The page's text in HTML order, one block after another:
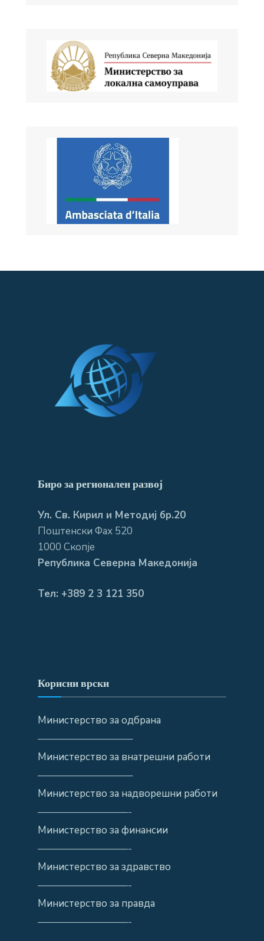
Биро за регионален развој
Ул. Св. Кирил и Методиј бр.20
Поштенски Фах 520
1000 Скопје
Република Северна Македонија
Тел: +389 2 3 121 350
Корисни врски
Министерство за одбрана
—————————–
Министерство за внатрешни работи
—————————–
Министерство за надворешни работи
—————————-
Министерство за финансии
—————————-
Министерство за здравство
—————————-
Министерство за правда
—————————-